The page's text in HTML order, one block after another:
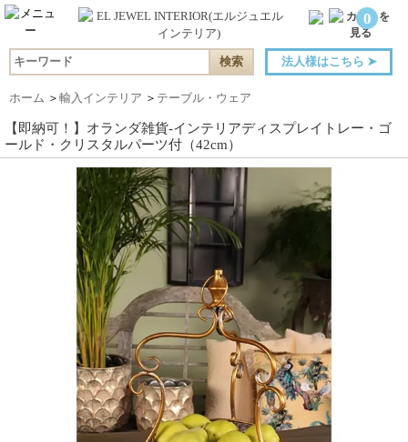
0
法人様はこちら ➤
ホーム ＞ 輸入インテリア ＞ テーブル・ウェア
【即納可！】オランダ雑貨-インテリアディスプレイトレー・ゴ
ールド・クリスタルパーツ付（42cm）